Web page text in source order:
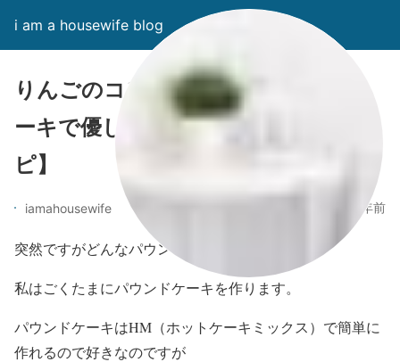
i am a housewife blog
りんごのコンポート入りパウンドケ
ーキで優しい手作りお菓子【レシ
ピ】
iamahousewife 6年前
突然ですがどんなパウンドケーキが好きですか？
私はごくたまにパウンドケーキを作ります。
パウンドケーキはHM（ホットケーキミックス）で簡単に
作れるので好きなのですが